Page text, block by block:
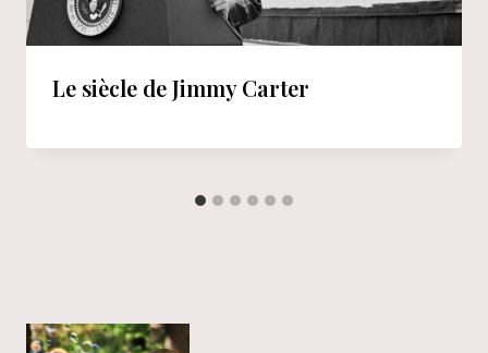
Le siècle de Jimmy Carter